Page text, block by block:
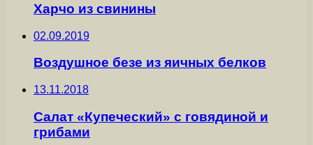
Харчо из свинины
02.09.2019
Воздушное безе из яичных белков
13.11.2018
Салат «Купеческий» с говядиной и
грибами